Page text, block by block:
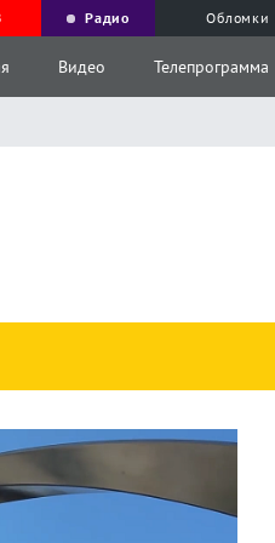
Радио Обломки
Видео Телепрограмма